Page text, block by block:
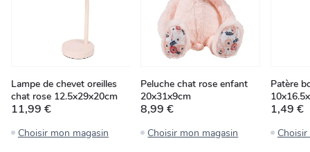
Lampe de chevet oreilles
chat rose 12.5x29x20cm
11,99 €
Choisir mon magasin
Peluche chat rose enfant
20x31x9cm
8,99 €
Choisir mon magasin
Patère
1,49 €